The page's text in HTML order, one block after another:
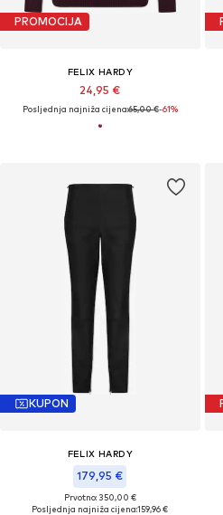
PROMOCIJA
FELIX HARDY
24,95 €
Posljednja najniža cijena:65,00 €-61%
KUPON
FELIX HARDY
179,95 €
Prvotno: 350,00 €
Posljednja najniža cijena:159,96 €